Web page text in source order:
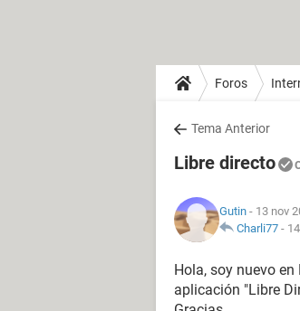
Foros
Tema Anterior
Libre directo
Gutin - 13 nov
Charli77 -
Hola, soy nuevo
aplicación "Libre